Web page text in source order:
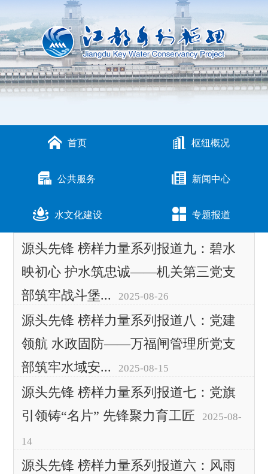
首页 枢纽概况
公共服务 新闻中心
水文化建设 专题报道
源头先锋 榜样力量系列报道九：碧水
映初心 护水筑忠诚——机关第三党支
部筑牢战斗堡...
2025-08-26
源头先锋 榜样力量系列报道八：党建
领航 水政固防——万福闸管理所党支
部筑牢水域安...
2025-08-15
源头先锋 榜样力量系列报道七：党旗
引领铸“名片” 先锋聚力育工匠
2025-08-
14
源头先锋 榜样力量系列报道六：风雨